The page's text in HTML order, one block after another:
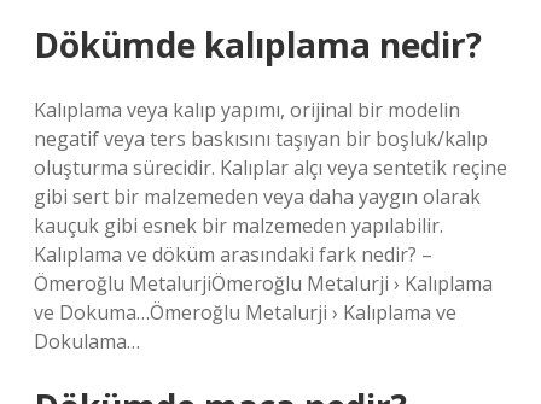
Dökümde kalıplama nedir?
Kalıplama veya kalıp yapımı, orijinal bir modelin
negatif veya ters baskısını taşıyan bir boşluk/kalıp
oluşturma sürecidir. Kalıplar alçı veya sentetik reçine
gibi sert bir malzemeden veya daha yaygın olarak
kauçuk gibi esnek bir malzemeden yapılabilir.
Kalıplama ve döküm arasındaki fark nedir? –
Ömeroğlu MetalurjiÖmeroğlu Metalurji › Kalıplama
ve Dokuma…Ömeroğlu Metalurji › Kalıplama ve
Dokulama…